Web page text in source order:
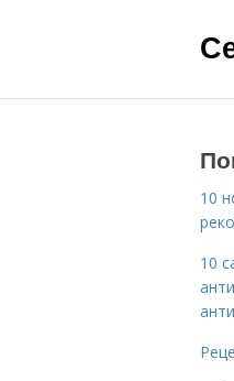
10
10